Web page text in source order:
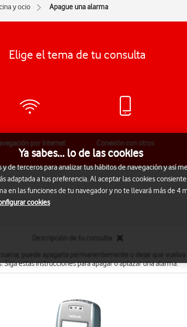
y ocio Apague una alarma
Elige el tema de tu consulta
por Internet
Conexión con otros
dispositivos
Siga estas instrucciones para apagar o aplazar una alarma.
Ya sabes... lo de las cookies
y de terceros para analizar tus hábitos de navegación y así
adaptada a tus preferencia. Al aceptar las cookies
en las funciones de tu navegador y no te llevará más de 4
cookies